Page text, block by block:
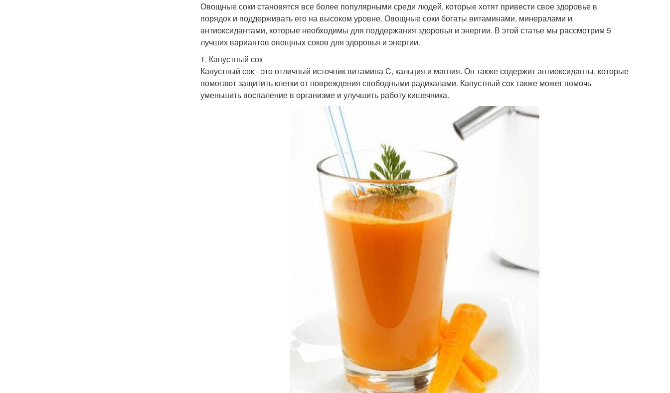
Овощные соки становятся все более популярными среди людей, которые хотят привести свое здоровье в
порядок и поддерживать его на высоком уровне. Овощные соки богаты витаминами, минералами и
антиоксидантами, которые необходимы для поддержания здоровья и энергии. В этой статье мы рассмотрим 5
лучших вариантов овощных соков для здоровья и энергии.
1. Капустный сок
Капустный сок - это отличный источник витамина C, кальция и магния. Он также содержит антиоксиданты, которые
помогают защитить клетки от повреждения свободными радикалами. Капустный сок также может помочь
уменьшить воспаление в организме и улучшить работу кишечника.